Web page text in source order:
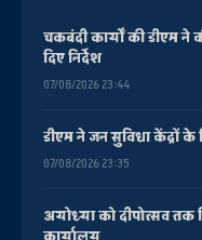
चकबंदी कार्यों की डीएम ने
दिए निर्देश
07/08/2026 23:44
डीएम ने जन सुविधा केंद्रों
07/08/2026 23:35
अयोध्या को दीपोत्सव